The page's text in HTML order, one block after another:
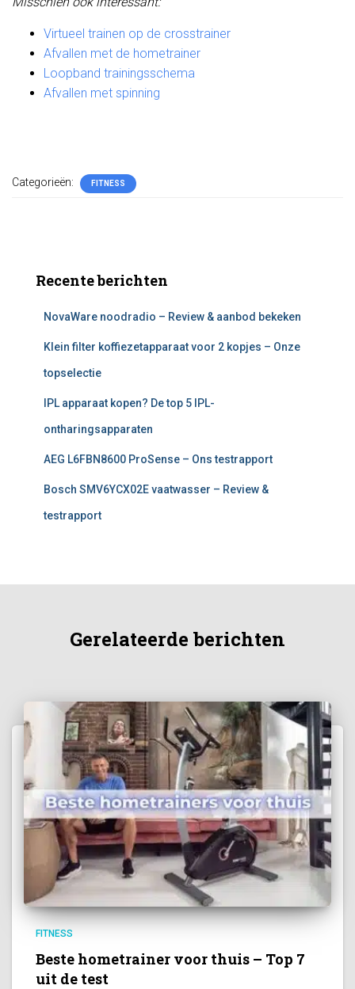
Virtueel trainen op de crosstrainer
Afvallen met de hometrainer
Loopband trainingsschema
Afvallen met spinning
Categorieën: FITNESS
Recente berichten
NovaWare noodradio – Review & aanbod bekeken
Klein filter koffiezetapparaat voor 2 kopjes – Onze
topselectie
IPL apparaat kopen? De top 5 IPL-
ontharingsapparaten
AEG L6FBN8600 ProSense – Ons testrapport
Bosch SMV6YCX02E vaatwasser – Review &
testrapport
Gerelateerde berichten
FITNESS
Beste hometrainer voor thuis – Top 7
uit de test